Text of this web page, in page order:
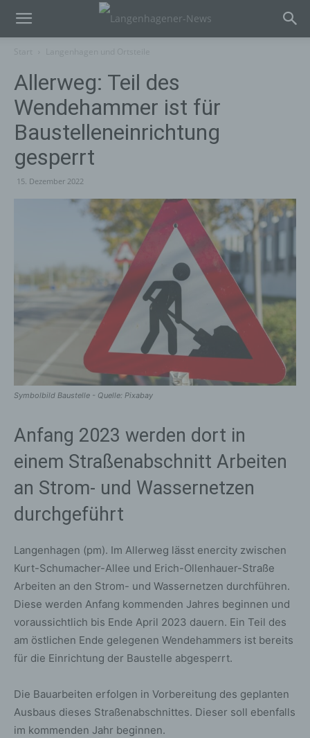
Allerweg: Teil des
Wendehammer ist für
Baustelleneinrichtung
gesperrt
15. Dezember 2022
Symbolbild Baustelle - Quelle: Pixabay
Anfang 2023 werden dort in
einem Straßenabschnitt Arbeiten
an Strom- und Wassernetzen
durchgeführt
Langenhagen (pm). Im Allerweg lässt enercity zwischen
Kurt-Schumacher-Allee und Erich-Ollenhauer-Straße
Arbeiten an den Strom- und Wassernetzen durchführen.
Diese werden Anfang kommenden Jahres beginnen und
voraussichtlich bis Ende April 2023 dauern. Ein Teil des
am östlichen Ende gelegenen Wendehammers ist bereits
für die Einrichtung der Baustelle abgesperrt.
Die Bauarbeiten erfolgen in Vorbereitung des geplanten
Ausbaus dieses Straßenabschnittes. Dieser soll ebenfalls
im kommenden Jahr beginnen.